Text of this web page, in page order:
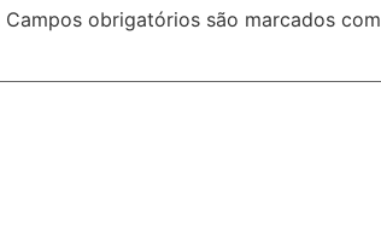
Campos obrigatórios são marcados com